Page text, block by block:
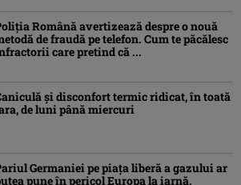
Română avertizează despre o nouă
de fraudă pe telefon. Cum te păcălesc
care pretind că ...
şi disconfort termic ridicat, în toată
de luni până miercuri
Germaniei pe piaţa liberă a gazului ar
pune în pericol Europa la iarnă.